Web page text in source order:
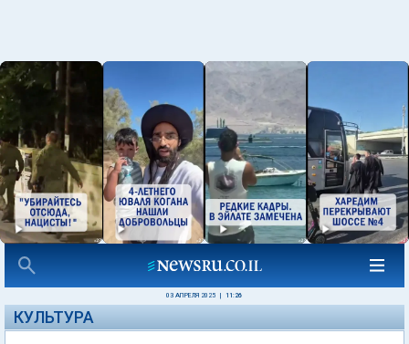
03 АПРЕЛЯ 2025 11:26
КУЛЬТУРА